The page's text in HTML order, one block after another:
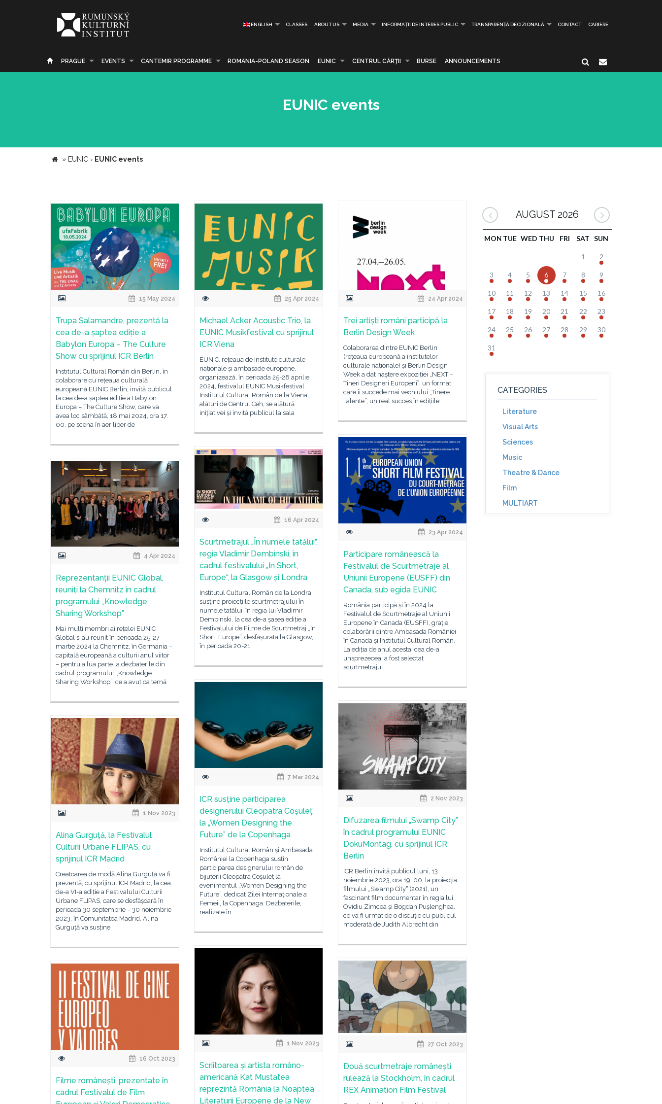
ENGLISH CLASSES ABOUT US MEDIA INFORMAȚII DE INTERES PUBLIC TRANSPARENȚĂ DECIZIONALĂ CONTACT CARIERE
PRAGUE EVENTS CANTEMIR PROGRAMME ROMANIA-POLAND SEASON EUNIC CENTRUL CĂRŢII BURSE ANNOUNCEMENTS
EUNIC events
» EUNIC › EUNIC events
15 May 2024
Trupa Salamandre, prezentă la
cea de-a șaptea ediție a
Babylon Europa – The Culture
Show cu sprijinul ICR Berlin
Institutul Cultural Român din Berlin, în
colaborare cu rețeaua culturală
europeană EUNIC Berlin, invită publicul
la cea de-a șaptea ediție a Babylon
Europa – The Culture Show, care va
avea loc sâmbătă, 18 mai 2024, ora 17.
00, pe scena în aer liber de
25 Apr 2024
Michael Acker Acoustic Trio, la
EUNIC Musikfestival cu sprijinul
ICR Viena
EUNIC, rețeaua de institute culturale
naționale și ambasade europene,
organizează, în perioada 25-28 aprilie
2024, festivalul EUNIC Musikfestival.
Institutul Cultural Român de la Viena,
alături de Centrul Ceh, se alătură
inițiativei și invită publicul la sala
24 Apr 2024
Trei artiști români participă la
Berlin Design Week
Colaborarea dintre EUNIC Berlin
(rețeaua europeană a institutelor
culturale naționale) și Berlin Design
Week a dat naștere expoziției „NEXT –
Tineri Designeri Europeniˮ, un format
care îi succede mai vechiului „Tinere
Talente”, un real succes în edițiile
23 Apr 2024
Participare românească la
Festivalul de Scurtmetraje al
Uniunii Europene (EUSFF) din
Canada, sub egida EUNIC
România participă și în 2024 la
Festivalul de Scurtmetraje al Uniunii
Europene în Canada (EUSFF), grație
colaborării dintre Ambasada României
în Canada și Institutul Cultural Român.
La ediția de anul acesta, cea de-a
unsprezecea, a fost selectat
scurtmetrajul
16 Apr 2024
Scurtmetrajul „În numele tatălui”,
regia Vladimir Dembinski, în
cadrul festivalului „In Short,
Europe“, la Glasgow și Londra
Institutul Cultural Român de la Londra
susţine proiecțiile scurtmetrajului În
numele tatălui, în regia lui Vladimir
Dembinski, la cea de-a șasea ediție a
Festivalului de Filme de Scurtmetraj „In
Short, Europe“, desfășurată la Glasgow,
în perioada 20-21
4 Apr 2024
Reprezentanții EUNIC Global,
reuniți la Chemnitz în cadrul
programului ,,Knowledge
Sharing Workshop”
Mai mulți membri ai rețelei EUNIC
Global s-au reunit în perioada 25-27
martie 2024 la Chemnitz, în Germania –
capitală europeană a culturii anul viitor
– pentru a lua parte la dezbaterile din
cadrul programului ,,Knowledge
Sharing Workshop”, ce a avut ca temă
7 Mar 2024
ICR susține participarea
designerului Cleopatra Coșuleț
la „Women Designing the
Future” de la Copenhaga
Institutul Cultural Român și Ambasada
României la Copenhaga susțin
participarea designerului român de
bijuterii Cleopatra Coșuleț la
evenimentul „Women Designing the
Future”, dedicat Zilei Internaționale a
Femeii, la Copenhaga. Dezbaterile,
realizate în
2 Nov 2023
Difuzarea filmului „Swamp Cityˮ
în cadrul programului EUNIC
DokuMontag, cu sprijinul ICR
Berlin
ICR Berlin invită publicul luni, 13
noiembrie 2023, ora 19. 00, la proiecția
filmului „Swamp Cityˮ (2021), un
fascinant film documentar în regia lui
Ovidiu Zimcea și Bogdan Pușlenghea,
ce va fi urmat de o discuție cu publicul
moderată de Judith Albrecht din
1 Nov 2023
Alina Gurguță, la Festivalul
Culturii Urbane FLIPAS, cu
sprijinul ICR Madrid
Creatoarea de modă Alina Gurguță va fi
prezentă, cu sprijinul ICR Madrid, la cea
de-a VI-a ediție a Festivalului Culturii
Urbane FLIPAS, care se desfășoară în
perioada 30 septembrie – 30 noiembrie
2023, în Comunitatea Madrid. Alina
Gurguță va susține
1 Nov 2023
Scriitoarea și artista româno-
americană Kat Mustatea
reprezintă România la Noaptea
Literaturii Europene de la New
27 Oct 2023
Două scurtmetraje românești
rulează la Stockholm, în cadrul
REX Animation Film Festival
16 Oct 2023
Filme românești, prezentate în
cadrul Festivalul de Film
AUGUST 2026
MON TUE WED THU FRI SAT SUN
1 2
3 4 5 6 7 8 9
10 11 12 13 14 15 16
17 18 19 20 21 22 23
24 25 26 27 28 29 30
31
CATEGORIES
Literature
Visual Arts
Sciences
Music
Theatre & Dance
Film
MULTIART